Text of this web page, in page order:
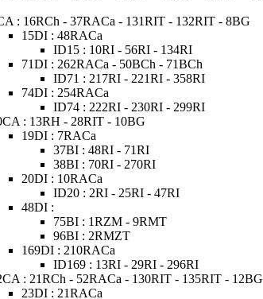
: 16RCh - 37RACa - 131RIT - 132RIT - 8BG
15DI : 48RACa
ID15 : 10RI - 56RI - 134RI
71DI : 262RACa - 50BCh - 71BCh
ID71 : 217RI - 221RI - 358RI
74DI : 254RACa
ID74 : 222RI - 230RI - 299RI
: 13RH - 28RIT - 10BG
19DI : 7RACa
37BI : 48RI - 71RI
38BI : 70RI - 270RI
20DI : 10RACa
ID20 : 2RI - 25RI - 47RI
48DI :
75BI : 1RZM - 9RMT
96BI : 2RMZT
169DI : 210RACa
ID169 : 13RI - 29RI - 296RI
: 21RCh - 52RACa - 130RIT - 135RIT - 12BG
23DI : 21RACa